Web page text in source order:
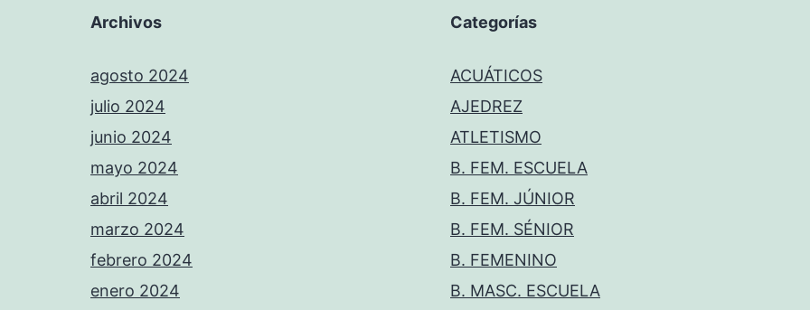
Archivos
agosto 2024
julio 2024
junio 2024
mayo 2024
abril 2024
marzo 2024
febrero 2024
enero 2024
Categorías
ACUÁTICOS
AJEDREZ
ATLETISMO
B. FEM. ESCUELA
B. FEM. JÚNIOR
B. FEM. SÉNIOR
B. FEMENINO
B. MASC. ESCUELA